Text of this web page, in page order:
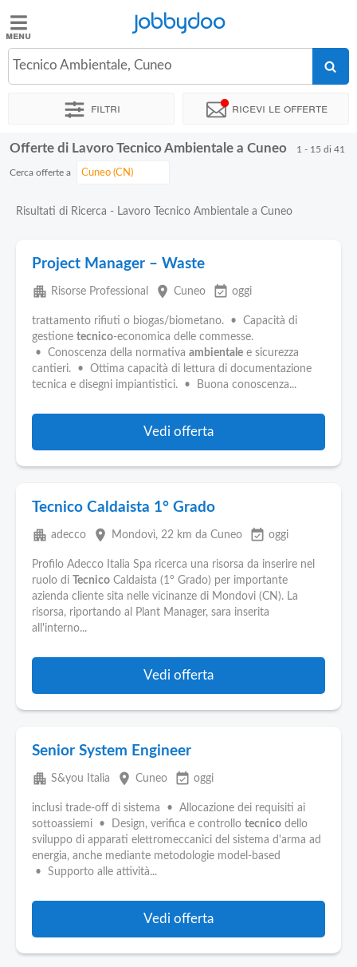
Jobbydoo
Offerte
Stipendi
Elenco
Pubblica
Offerte
Aziende
Jobbydoo
Tecnico Ambientale, Cuneo
Filtri Ricevi le offerte
Offerte di Lavoro Tecnico Ambientale a Cuneo 1 - 15 di 41
Cerca offerte a
Risultati di Ricerca - Lavoro Tecnico Ambientale a Cuneo
Project Manager – Waste
apartment Risorse Professional place Cuneo event_available oggi
trattamento rifiuti o biogas/biometano. • Capacità di
gestione tecnico-economica delle commesse.
• Conoscenza della normativa ambientale e sicurezza
cantieri. • Ottima capacità di lettura di documentazione
tecnica e disegni impiantistici. • Buona conoscenza...
Vedi offerta
Tecnico Caldaista 1° Grado
apartment adecco place Mondovì, 22 km da Cuneo event_available oggi
Profilo Adecco Italia Spa ricerca una risorsa da inserire nel
ruolo di
Tecnico Caldaista (1° Grado) per importante
azienda cliente sita nelle vicinanze di Mondovi (CN). La
risorsa, riportando al Plant Manager, sara inserita
all'interno...
Vedi offerta
Senior System Engineer
apartment S&you Italia place Cuneo event_available oggi
inclusi trade-off di sistema • Allocazione dei requisiti ai
sottoassiemi • Design, verifica e controllo tecnico dello
sviluppo di apparati elettromeccanici del sistema d'arma ad
energia, anche mediante metodologie model-based
• Supporto alle attività...
Vedi offerta